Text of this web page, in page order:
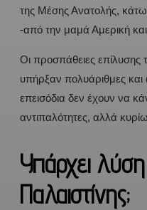
της Μέσης Ανατολής,
-από την μαμά Αμερική και
Οι προσπάθειες επίλυσης
υπήρξαν πολυάριθμες
επεισόδια δεν έχουν να
αντιπαλότητες, αλλά
Υπάρχει
Παλαιστίνης;